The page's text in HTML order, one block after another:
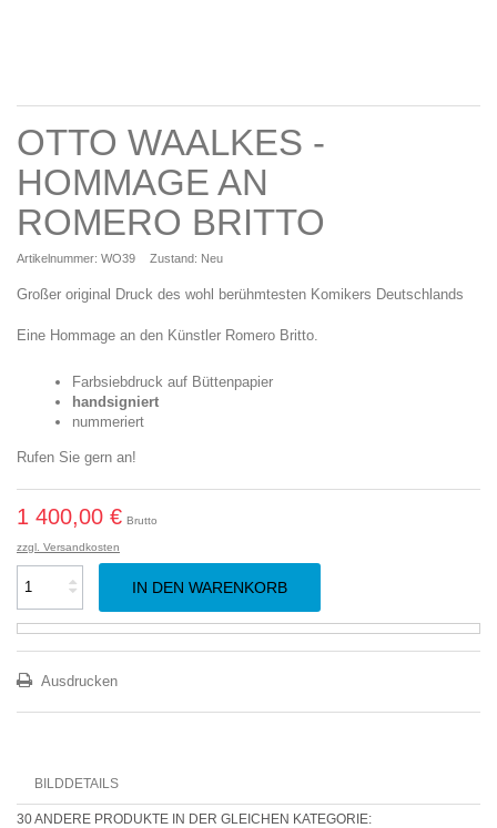
OTTO WAALKES -
HOMMAGE AN
ROMERO BRITTO
Artikelnummer: WO39 Zustand: Neu
Großer original Druck des wohl berühmtesten Komikers Deutschlands
Eine Hommage an den Künstler Romero Britto.
Farbsiebdruck auf Büttenpapier
handsigniert
nummeriert
Rufen Sie gern an!
1 400,00 € Brutto
zzgl. Versandkosten
IN DEN WARENKORB
Ausdrucken
BILDDETAILS
30 ANDERE PRODUKTE IN DER GLEICHEN KATEGORIE: